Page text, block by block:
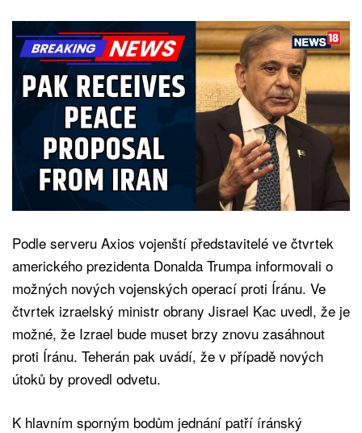
Podle serveru Axios vojenští představitelé ve čtvrtek
amerického prezidenta Donalda Trumpa informovali o
možných nových vojenských operací proti Íránu. Ve
čtvrtek izraelský ministr obrany Jisrael Kac uvedl, že je
možné, že Izrael bude muset brzy znovu zasáhnout
proti Íránu. Teherán pak uvádí, že v případě nových
útoků by provedl odvetu.
K hlavním sporným bodům jednání patří íránský